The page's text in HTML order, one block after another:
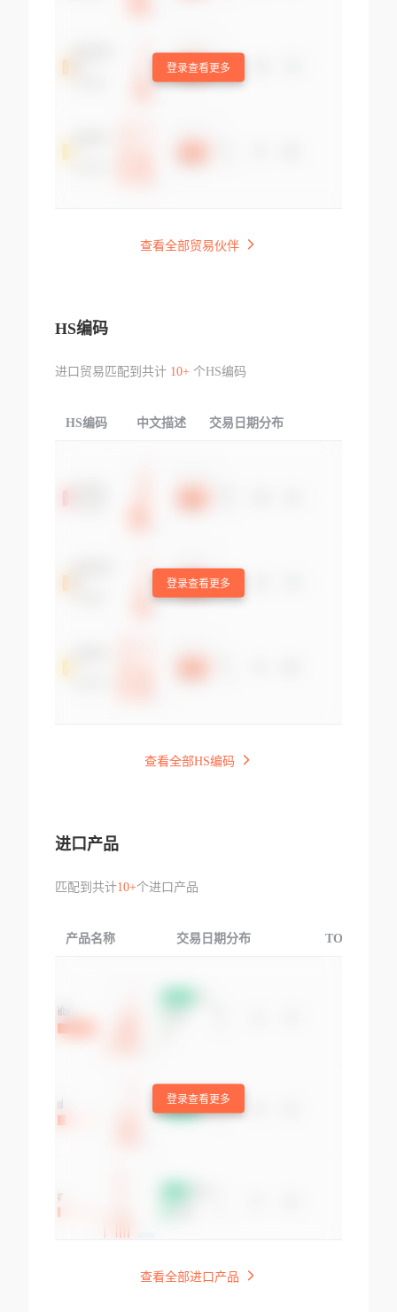
登录查看更多
查看全部贸易伙伴
HS编码
进口贸易匹配到共计 10+个HS编码
HS编码 中文描述 交易日期分布
登录查看更多
查看全部HS编码
进口产品
匹配到共计10+个进口产品
产品名称 交易日期分布 TOP3交易国
登录查看更多
查看全部进口产品